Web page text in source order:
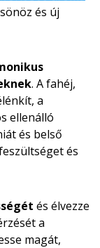
és új
. A fahéj,
a
ellenálló
és belső
és
és élvezze
a
magát,